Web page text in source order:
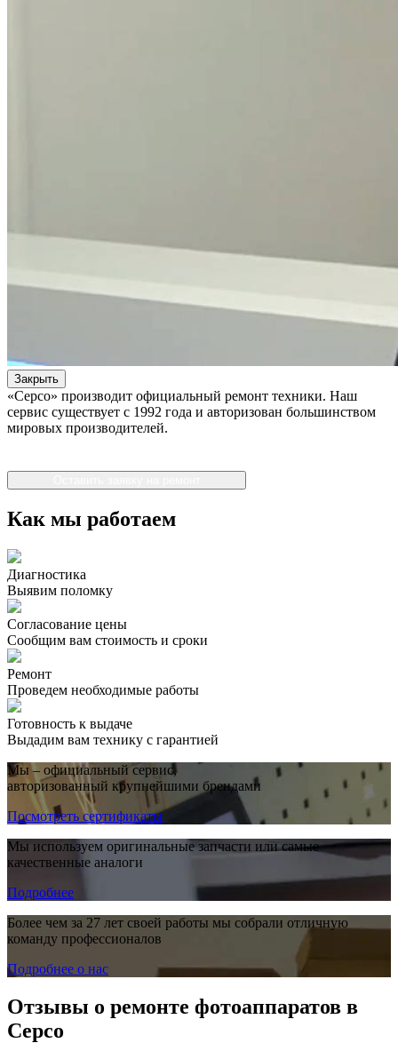
Закрыть
«Серсо» производит официальный ремонт техники. Наш
сервис существует с 1992 года и авторизован большинством
мировых производителей.
Как мы работаем
Диагностика
Выявим поломку
Согласование цены
Сообщим вам стоимость и сроки
Ремонт
Проведем необходимые работы
Готовность к выдаче
Выдадим вам технику с гарантией
Мы – официальный сервис,
авторизованный крупнейшими брендами
Посмотреть сертификаты
Мы используем оригинальные запчасти или самые
качественные аналоги
Подробнее
Более чем за 27 лет своей работы мы собрали отличную
команду профессионалов
Подробнее о нас
Отзывы о ремонте фотоаппаратов в
Серсо